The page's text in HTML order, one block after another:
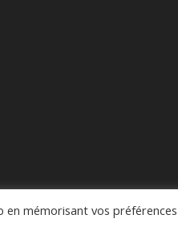
mémorisant vos